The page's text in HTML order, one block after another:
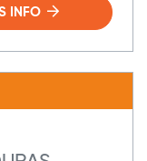
INFO